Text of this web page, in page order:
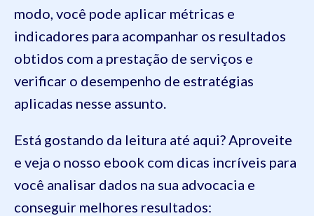
modo, você pode aplicar métricas e
indicadores para acompanhar os resultados
obtidos com a prestação de serviços e
verificar o desempenho de estratégias
aplicadas nesse assunto.
Está gostando da leitura até aqui? Aproveite
e veja o nosso ebook com dicas incríveis para
você analisar dados na sua advocacia e
conseguir melhores resultados: